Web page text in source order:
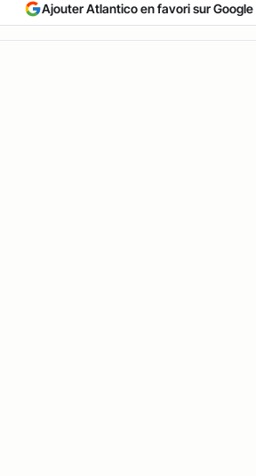
Ajouter Atlantico en favori sur Google